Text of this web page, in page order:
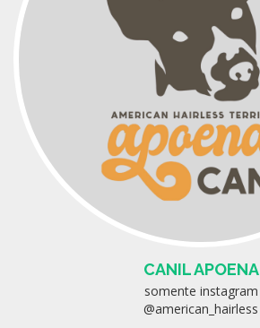
CANIL APOENA
somente instagram
@american_hairless